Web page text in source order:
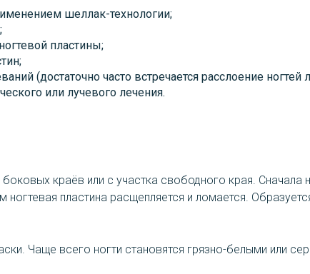
шеллак-технологии;
пластины;
(достаточно часто встречается расслоение
или лучевого лечения.
краёв или с участка свободного края.
пластина расщепляется и ломается.
Чаще всего ногти становятся грязно-белыми или